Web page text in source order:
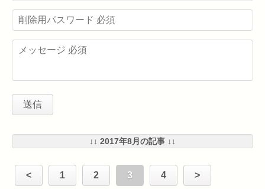
↓↓ 2017年8月の記事 ↓↓
< 1 2 3 4 >